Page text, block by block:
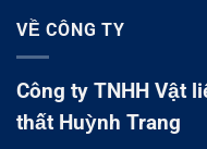
VỀ CÔNG TY
Công ty TNHH Vật
thất Huỳnh Trang